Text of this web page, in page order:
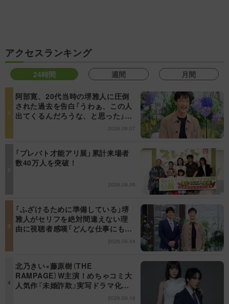
アクセスランキング
24時間 週間 月間
阿部寛、20代当時の堺雅人に圧倒
された過去を告白「うわぁ、この人
出てくるんだろうな、と思った」
2026.08.07
「プレバト才能アリ展」累計来場者
数40万人を突破！
2026.08.09
「ふざけるために準備している」堺
雅人がセリフを絶対間違えない理
由に視聴者感嘆「どんな仕事にも当
てはまる」【日曜日の初耳学】2026.08.04
北乃きい×藤原樹（THE
RAMPAGE）W主演！めちゃコミ大
人気作『未婚詐欺』実写ドラマ化決
2026.06.16